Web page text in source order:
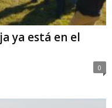
ya está en el
0